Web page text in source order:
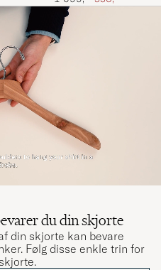
du din skjorte
din skjorte kan bevare
Følg disse enkle trin for